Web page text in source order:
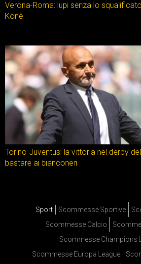
Verona-Roma: lupi senza lo
Konè
Torino-Juventus: la vittoria nel derby
bastare ai bianconeri
Sport Scommesse Sportive
Scommesse Calcio
Scommesse Champions
Scommesse Europa League